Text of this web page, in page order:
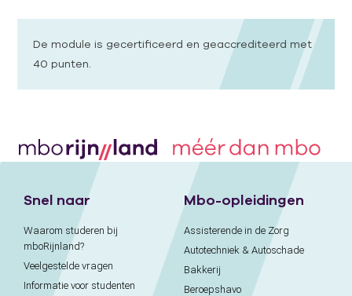
De module is gecertificeerd en geaccrediteerd met
40 punten.
Snel naar
Waarom studeren bij
mboRijnland?
Veelgestelde vragen
Informatie voor studenten
Mbo-opleidingen
Assisterende in de Zorg
Autotechniek & Autoschade
Bakkerij
Beroepshavo